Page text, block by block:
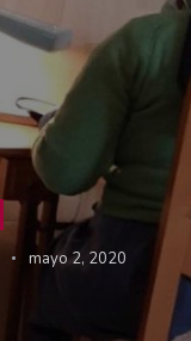
mayo 2, 2020